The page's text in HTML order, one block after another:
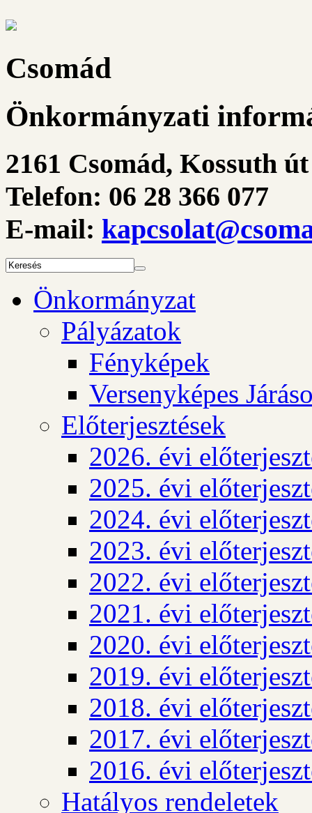
Csomád
Önkormányzati
2161 Csomád, Kossuth
Telefon: 06 28 366 077
E-mail:
Önkormányzat
Pályázatok
Fényképek
Versenyképes
Előterjesztések
2026. évi
2025. évi
2024. évi
2023. évi
2022. évi
2021. évi
2020. évi
2019. évi
2018. évi
2017. évi
2016. évi
Hatályos rendeletek